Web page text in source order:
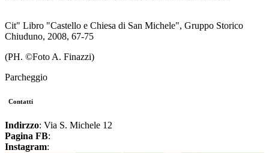
Cit" Libro "Castello e Chiesa di San Michele", Gruppo Storico
Chiuduno, 2008, 67-75
(PH. ©Foto A. Finazzi)
Parcheggio
Contatti
Indirzzo: Via S. Michele 12
Pagina FB:
Instagram: